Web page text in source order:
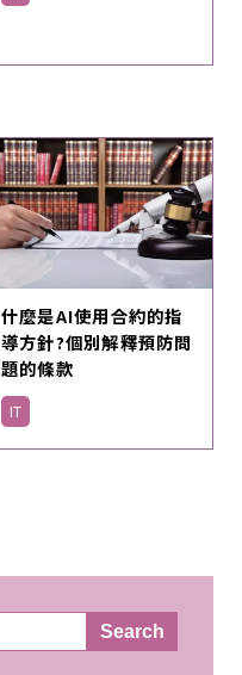
什麼是AI使用合約的指
導方針?個別解釋預防問
題的條款
IT
Search